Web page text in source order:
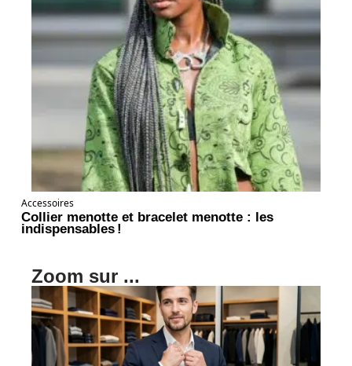
Accessoires
Collier menotte et bracelet menotte : les
indispensables !
Zoom sur ...